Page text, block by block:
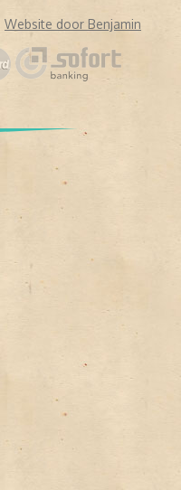
Website door Benjamin